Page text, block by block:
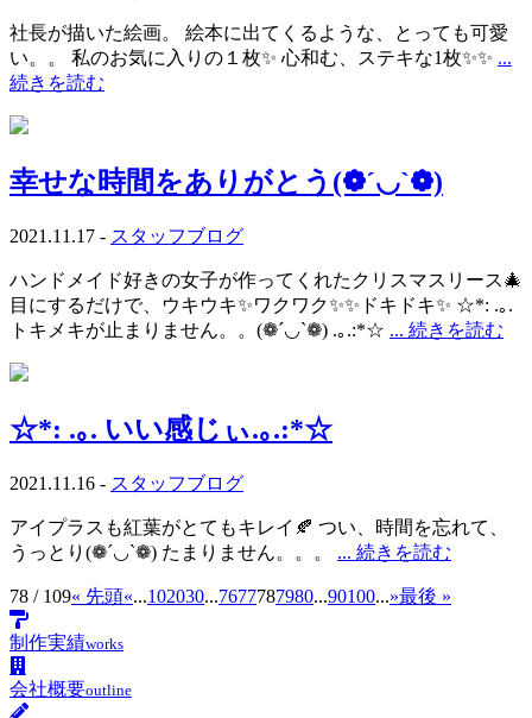
社長が描いた絵画。 絵本に出てくるような、とっても可愛
い。。 私のお気に入りの１枚✨ 心和む、ステキな1枚✨✨ ...
続きを読む
幸せな時間をありがとう(❁´◡`❁)
2021.11.17 - スタッフブログ
ハンドメイド好きの女子が作ってくれたクリスマスリース🎄
目にするだけで、ウキウキ✨ワクワク✨✨ドキドキ✨ ☆*: .｡.
トキメキが止まりません。。(❁´◡`❁) .｡.:*☆ ... 続きを読む
☆*: .｡. いい感じぃ.｡.:*☆
2021.11.16 - スタッフブログ
アイプラスも紅葉がとてもキレイ🍂 つい、時間を忘れて、
うっとり(❁´◡`❁) たまりません。。。 ... 続きを読む
78 / 109« 先頭«...102030...7677787980...90100...»最後 »
制作実績works
会社概要outline